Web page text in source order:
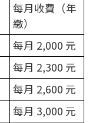
每月收費（年
繳）
每月 2,000 元
每月 2,300 元
每月 2,600 元
每月 3,000 元